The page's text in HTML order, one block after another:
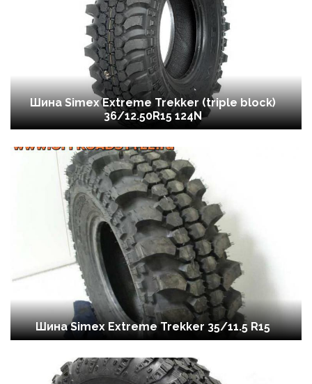
Шина Simex Extreme Trekker (triple block)
36/12.50R15 124N
Шина Simex Extreme Trekker 35/11.5 R15